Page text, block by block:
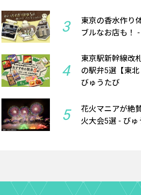
3
東京の香水作り
ブルなお店も！
4
東京駅新幹線改
の駅弁5選【東
びゅうたび
5
花火マニアが絶
火大会5選 - びゅ